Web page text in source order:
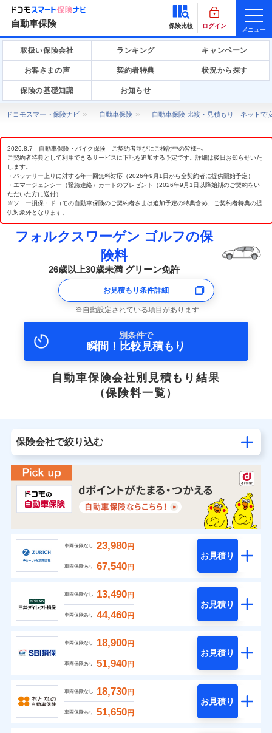
自動車保険 保険比較 ログイン
メニュー
取扱い保険会社 ランキング キャンペーン
お客さまの声 契約者特典 状況から探す
保険の基礎知識 お知らせ
ドコモスマート保険ナビ 自動車保険 自動車保険 比較・見積もり ネットで
2026.8.7 自動車保険・バイク保険 ご契約者並びにご検討中の皆様へ
ご契約者特典として利用できるサービスに下記を追加する予定です。詳細は後日お知らせいた
します。
・バッテリー上りに対する年一回無料対応（2026年9月1日から全契約者に提供開始予定）
・エマージェンシー（緊急連絡）カードのプレゼント（2026年9月1日以降始期のご契約をい
ただいた方に送付）
※ソニー損保・ドコモの自動車保険のご契約者さまは追加予定の特典含め、ご契約者特典の提
供対象外となります。
フォルクスワーゲン ゴルフの保
険料
26歳以上30歳未満 グリーン免許
お見積もり条件詳細
自動設定されている項目があります
別条件で
瞬間！比較見積もり
自動車保険会社別見積もり結果
（保険料一覧）
保険会社で絞り込む
車両保険なし 23,980円
車両保険あり 67,540円
お見積り
車両保険なし 13,490円
車両保険あり 44,460円
お見積り
車両保険なし 18,900円
車両保険あり 51,940円
お見積り
車両保険なし 18,730円
車両保険あり 51,650円
お見積り